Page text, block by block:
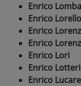
Enrico
Enrico Lorello
Enrico
Enrico
Enrico Lori
Enrico
Enrico